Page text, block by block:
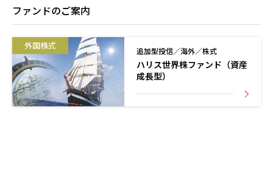
ファンドのご案内
外国株式 追加型投信／海外／株式
ハリス世界株ファンド（資産
成長型）